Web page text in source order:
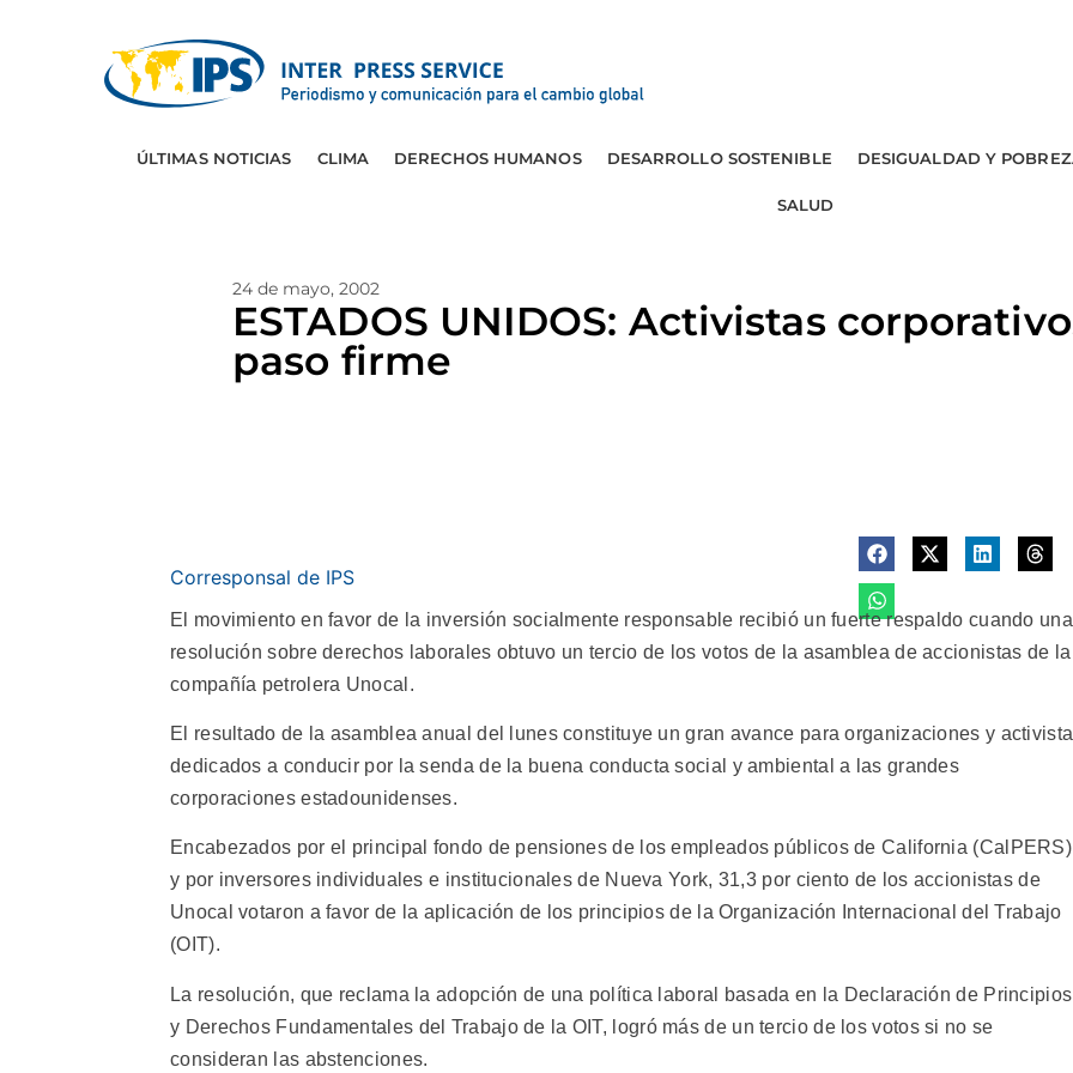
ÚLTIMAS NOTICIAS CLIMA DERECHOS HUMANOS DESARROLLO SOSTENIBLE DESIGUALDAD Y
SALUD
24 de mayo, 2002
ESTADOS UNIDOS: Activistas
paso firme
Corresponsal de IPS
El movimiento en favor de la inversión socialmente responsable recibió un fuerte respaldo cuando una
resolución sobre derechos laborales obtuvo un tercio de los votos de la asamblea de accionistas de la
compañía petrolera Unocal.
El resultado de la asamblea anual del lunes constituye un gran avance para organizaciones y
dedicados a conducir por la senda de la buena conducta social y ambiental a las grandes
corporaciones estadounidenses.
Encabezados por el principal fondo de pensiones de los empleados públicos de California (CalPERS)
y por inversores individuales e institucionales de Nueva York, 31,3 por ciento de los accionistas de
Unocal votaron a favor de la aplicación de los principios de la Organización Internacional del Trabajo
(OIT).
La resolución, que reclama la adopción de una política laboral basada en la Declaración de Principios
y Derechos Fundamentales del Trabajo de la OIT, logró más de un tercio de los votos si no se
consideran las abstenciones.